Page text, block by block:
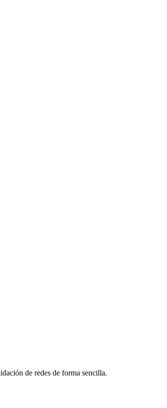
de redes de forma sencilla.